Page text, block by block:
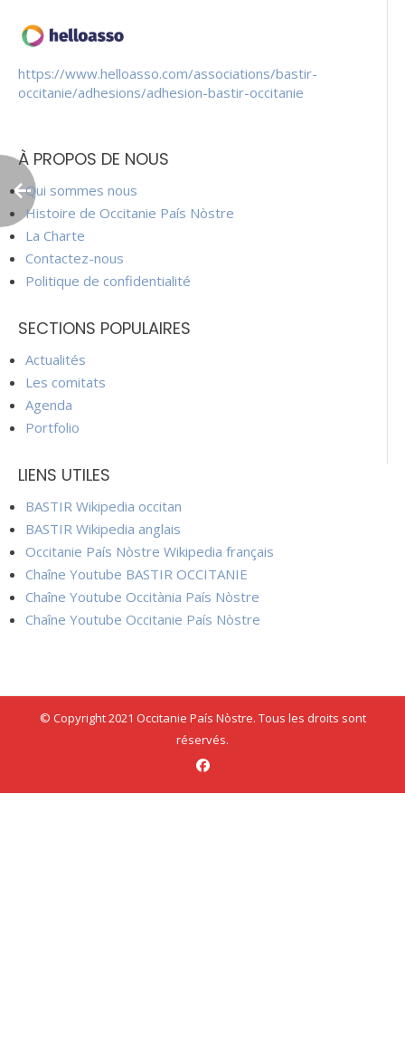
https://www.helloasso.com/associations/bastir-
occitanie/adhesions/adhesion-bastir-occitanie
À PROPOS DE NOUS
Qui sommes nous
Histoire de Occitanie País Nòstre
La Charte
Contactez-nous
Politique de confidentialité
SECTIONS POPULAIRES
Actualités
Les comitats
Agenda
Portfolio
LIENS UTILES
BASTIR Wikipedia occitan
BASTIR Wikipedia anglais
Occitanie País Nòstre Wikipedia français
Chaîne Youtube BASTIR OCCITANIE
Chaîne Youtube Occitània País Nòstre
Chaîne Youtube Occitanie País Nòstre
© Copyright 2021 Occitanie País Nòstre. Tous les droits sont
réservés.